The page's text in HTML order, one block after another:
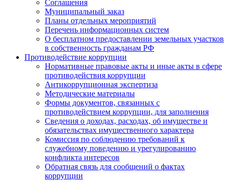
Соглашения
Муниципальный заказ
Планы отдельных мероприятий
Перечень информационных систем
О бесплатном предоставлении земельных участков
в собственность гражданам РФ
Противодействие коррупции
Нормативные правовые акты и иные акты в сфере
противодействия коррупции
Антикоррупционная экспертиза
Методические материалы
Формы документов, связанных с
противодействием коррупции, для заполнения
Сведения о доходах, расходах, об имуществе и
обязательствах имущественного характера
Комиссия по соблюдению требований к
служебному поведению и урегулированию
конфликта интересов
Обратная связь для сообщений о фактах
коррупции